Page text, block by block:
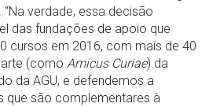
verdade, essa decisão
das fundações de apoio que
cursos em 2016, com mais de 40
(como Amicus Curiae) da
da AGU, e defendemos a
que são complementares à